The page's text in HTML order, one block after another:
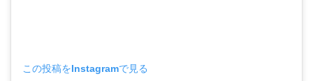
この投稿をInstagramで見る